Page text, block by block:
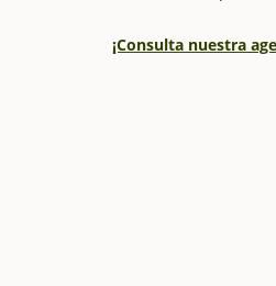
¡Consulta nuestra